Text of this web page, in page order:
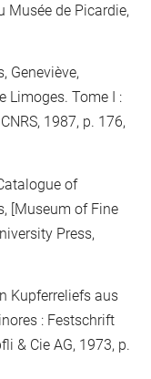
Musée de Picardie,
Geneviève,
Limoges. Tome I :
1987, p. 176,
of
[Museum of Fine
Press,
Kupferreliefs aus
: Festschrift
& Cie AG, 1973, p.